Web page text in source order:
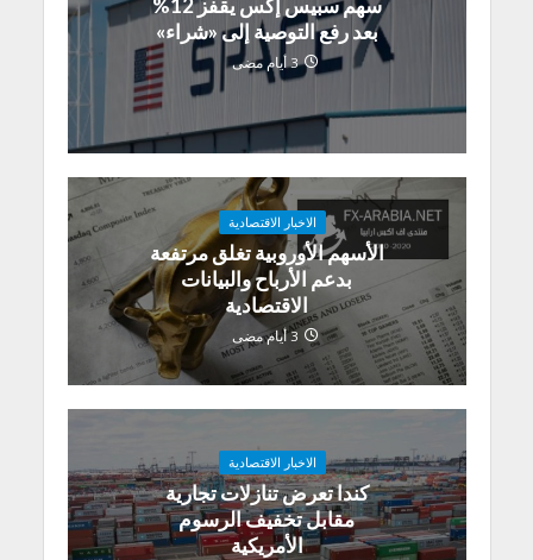
سهم سبيس إكس يقفز 12%
بعد رفع التوصية إلى «شراء»
3 أيام مضى
الاخبار الاقتصادية
الأسهم الأوروبية تغلق مرتفعة
بدعم الأرباح والبيانات
الاقتصادية
3 أيام مضى
الاخبار الاقتصادية
كندا تعرض تنازلات تجارية
مقابل تخفيف الرسوم
الأمريكية